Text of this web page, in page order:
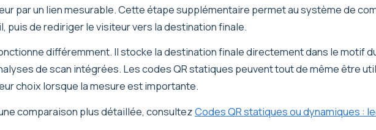
par un lien mesurable. Cette étape supplémentaire permet au système de
puis de rediriger le visiteur vers la destination finale.
différemment. Il stocke la destination finale directement dans le motif du
de scan intégrées. Les codes QR statiques peuvent tout de même être
choix lorsque la mesure est importante.
comparaison plus détaillée, consultezCodes QR statiques ou dynamiques :